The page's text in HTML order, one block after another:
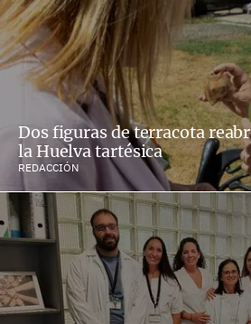
Dos figuras de terracota
la Huelva tartésica
REDACCIÓN